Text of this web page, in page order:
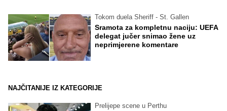
Tokom duela Sheriff - St. Gallen
Sramota za kompletnu naciju: UEFA
delegat jučer snimao žene uz
neprimjerene komentare
NAJČITANIJE IZ KATEGORIJE
Prelijepe scene u Perthu